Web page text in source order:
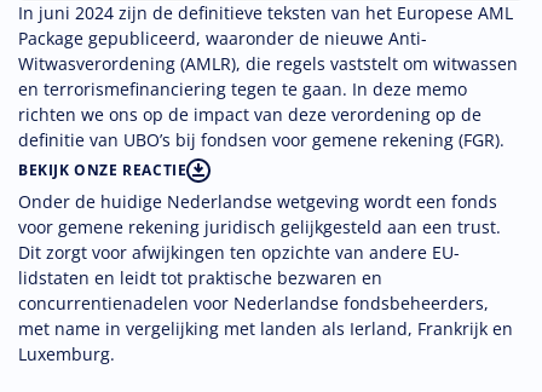
In juni 2024 zijn de definitieve teksten van het Europese AML
Package gepubliceerd, waaronder de nieuwe Anti-
Witwasverordening (AMLR), die regels vaststelt om witwassen
en terrorismefinanciering tegen te gaan. In deze memo
richten we ons op de impact van deze verordening op de
definitie van UBO’s bij fondsen voor gemene rekening (FGR).
BEKIJK ONZE REACTIE
Onder de huidige Nederlandse wetgeving wordt een fonds
voor gemene rekening juridisch gelijkgesteld aan een trust.
Dit zorgt voor afwijkingen ten opzichte van andere EU-
lidstaten en leidt tot praktische bezwaren en
concurrentienadelen voor Nederlandse fondsbeheerders,
met name in vergelijking met landen als Ierland, Frankrijk en
Luxemburg.